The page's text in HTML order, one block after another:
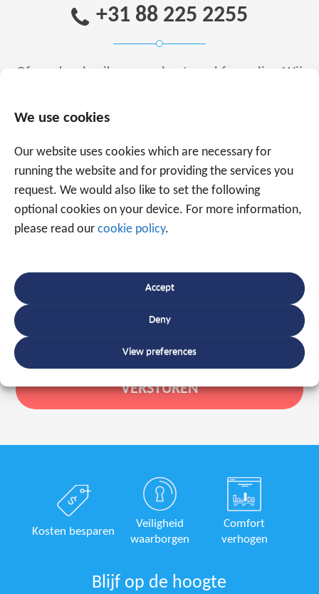
We use cookies
Our website uses cookies which are necessary for
running the website and for providing the services you
request. We would also like to set the following
optional cookies on your device. For more information,
please read our cookie policy.
Accept
Deny
View preferences
+31 88 225 2255
Of maak gebruik van onderstaand formulier.
Wij
Kosten besparen
Veiligheid
waarborgen
Comfort
verhogen
Blijf op de hoogte